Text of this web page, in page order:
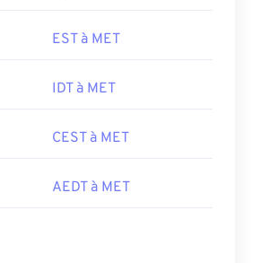
EST à MET
IDT à MET
CEST à MET
AEDT à MET